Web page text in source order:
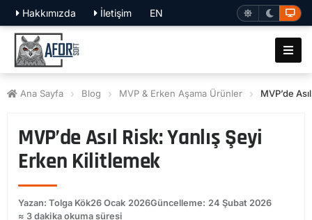
Hakkımızda İletişim EN
Ana Sayfa Blog MVP & Erken Aşama Ürünler MVP’de
MVP’de Asıl Risk: Yanlış Şeyi
Erken Kilitlemek
Yazan: Tolga Kök26 Ocak 2026Güncelleme: 24 Şubat 2026
≈ 3 dakika okuma süresi